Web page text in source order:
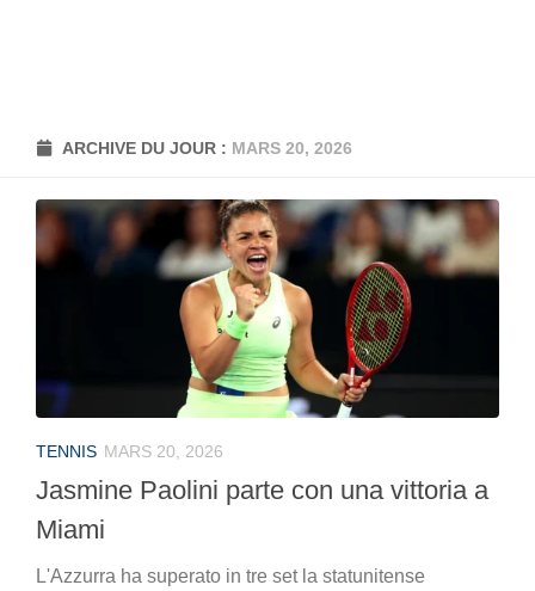
ARCHIVE DU JOUR : MARS 20, 2026
TENNIS MARS 20, 2026
Jasmine Paolini parte con una vittoria a
Miami
L'Azzurra ha superato in tre set la statunitense